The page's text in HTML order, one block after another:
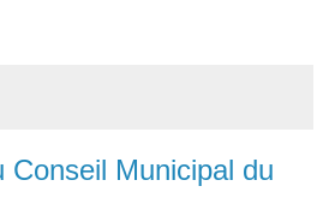
Conseil Municipal du